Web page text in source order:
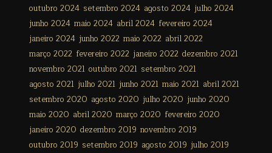
outubro 2024 setembro 2024 agosto 2024 julho 2024
junho 2024 maio 2024 abril 2024 fevereiro 2024
janeiro 2024 junho 2022 maio 2022 abril 2022
março 2022 fevereiro 2022 janeiro 2022 dezembro 2021
novembro 2021 outubro 2021 setembro 2021
agosto 2021 julho 2021 junho 2021 maio 2021 abril 2021
setembro 2020 agosto 2020 julho 2020 junho 2020
maio 2020 abril 2020 março 2020 fevereiro 2020
janeiro 2020 dezembro 2019 novembro 2019
outubro 2019 setembro 2019 agosto 2019 julho 2019